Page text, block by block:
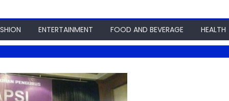
ENTERTAINMENT FOOD AND BEVERAGE HEALTH